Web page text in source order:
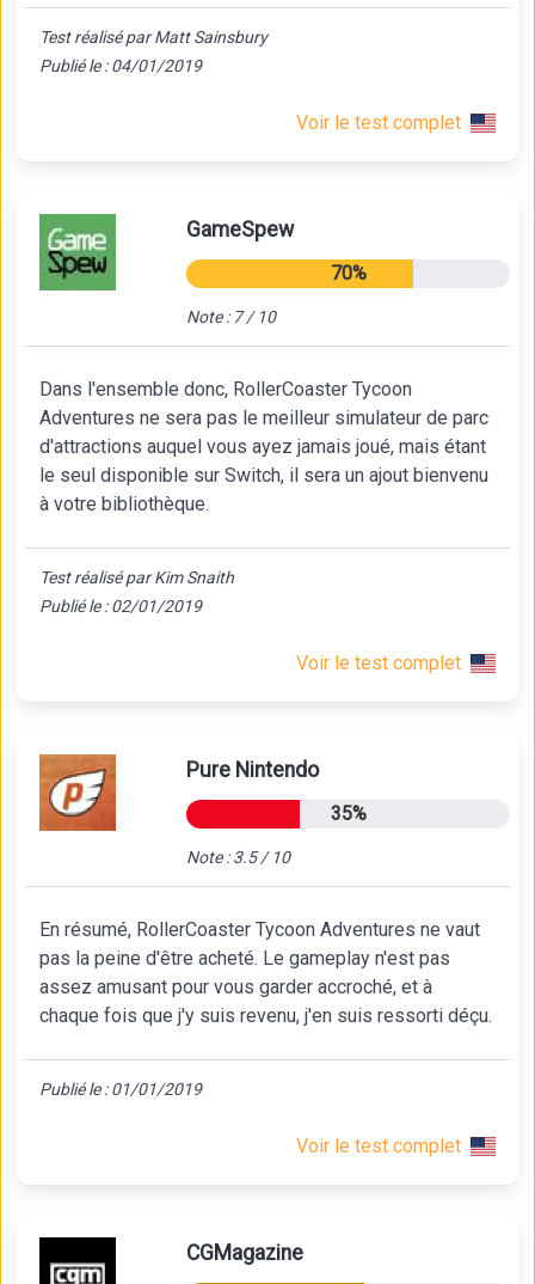
Test réalisé par Matt Sainsbury
Publié le : 04/01/2019
Voir le test complet
GameSpew
70%
Note : 7 / 10
Dans l'ensemble donc, RollerCoaster Tycoon
Adventures ne sera pas le meilleur simulateur de parc
d'attractions auquel vous ayez jamais joué, mais étant
le seul disponible sur Switch, il sera un ajout bienvenu
à votre bibliothèque.
Test réalisé par Kim Snaith
Publié le : 02/01/2019
Voir le test complet
Pure Nintendo
35%
Note : 3.5 / 10
En résumé, RollerCoaster Tycoon Adventures ne vaut
pas la peine d'être acheté. Le gameplay n'est pas
assez amusant pour vous garder accroché, et à
chaque fois que j'y suis revenu, j'en suis ressorti déçu.
Publié le : 01/01/2019
Voir le test complet
CGMagazine